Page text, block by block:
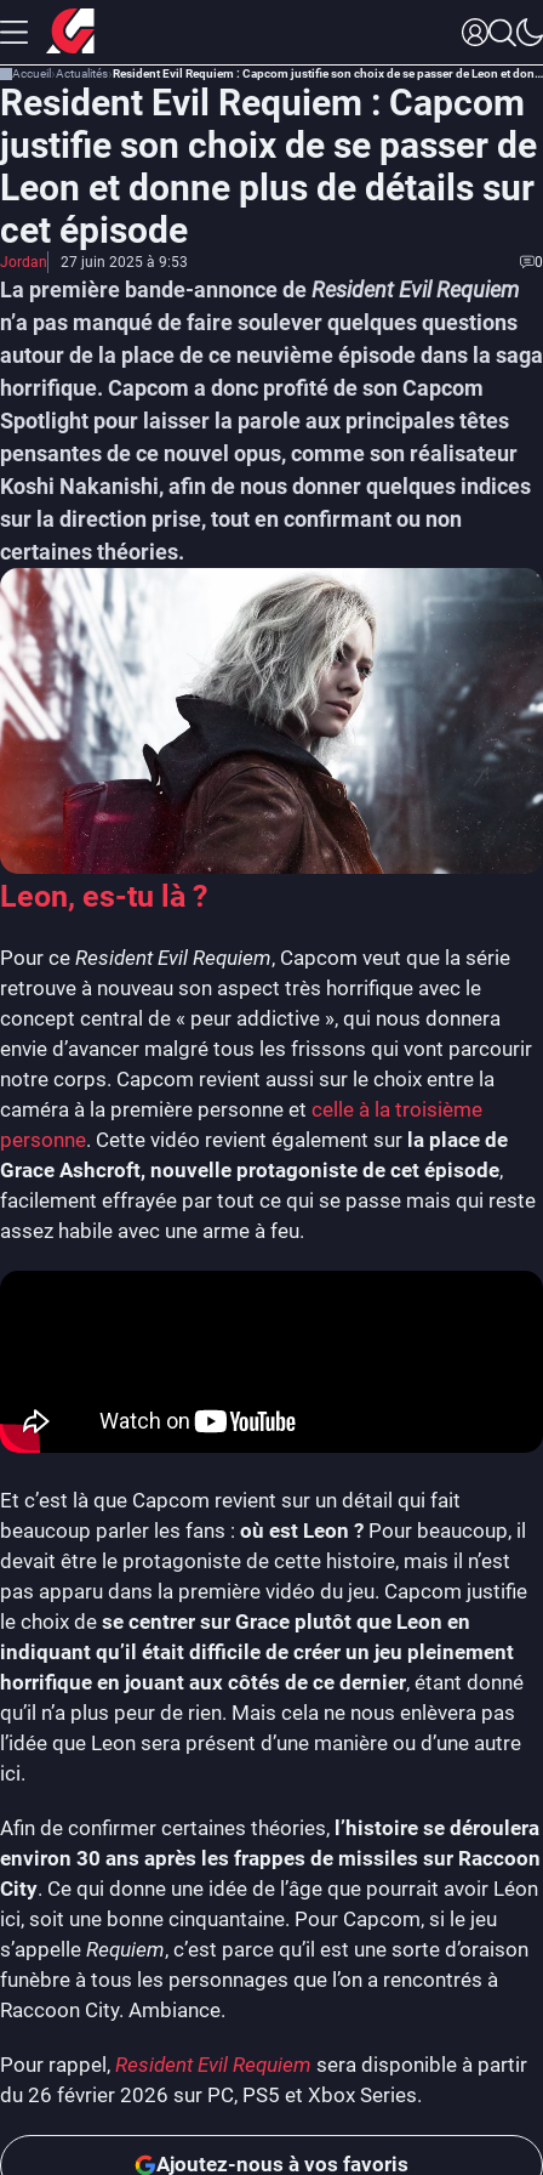
Accueil Actualités Resident Evil Requiem : Capcom justifie son choix de se passer de Leon et donne plus de détails sur cet épisode
Resident Evil Requiem : Capcom
justifie son choix de se passer de
Leon et donne plus de détails sur
cet épisode
Jordan 27 juin 2025 à 9:53 0
La première bande-annonce deResident Evil Requiem
n’a pas manqué de faire soulever quelques questions
autour de la place de ce neuvième épisode dans la saga
horrifique. Capcom a donc profité de son Capcom
Spotlight pour laisser la parole aux principales têtes
pensantes de ce nouvel opus, comme son réalisateur
Koshi Nakanishi, afin de nous donner quelques indices
sur la direction prise, tout en confirmant ou non
certaines théories.
Leon, es-tu là ?
Pour ce Resident Evil Requiem, Capcom veut que la série
retrouve à nouveau son aspect très horrifique avec le
concept central de « peur addictive », qui nous donnera
envie d’avancer malgré tous les frissons qui vont parcourir
notre corps. Capcom revient aussi sur le choix entre la
caméra à la première personne et celle à la troisième
personne. Cette vidéo revient également sur la place de
Grace Ashcroft, nouvelle protagoniste de cet épisode,
facilement effrayée par tout ce qui se passe mais qui reste
assez habile avec une arme à feu.
Et c’est là que Capcom revient sur un détail qui fait
beaucoup parler les fans : où est Leon ? Pour beaucoup, il
devait être le protagoniste de cette histoire, mais il n’est
pas apparu dans la première vidéo du jeu. Capcom justifie
le choix de se centrer sur Grace plutôt que Leon en
indiquant qu’il était difficile de créer un jeu pleinement
horrifique en jouant aux côtés de ce dernier, étant donné
qu’il n’a plus peur de rien. Mais cela ne nous enlèvera pas
l’idée que Leon sera présent d’une manière ou d’une autre
ici.
Afin de confirmer certaines théories, l’histoire se déroulera
environ 30 ans après les frappes de missiles sur Raccoon
City. Ce qui donne une idée de l’âge que pourrait avoir Léon
ici, soit une bonne cinquantaine. Pour Capcom, si le jeu
s’appelle Requiem, c’est parce qu’il est une sorte d’oraison
funèbre à tous les personnages que l’on a rencontrés à
Raccoon City. Ambiance.
Pour rappel, Resident Evil Requiem sera disponible à partir
du 26 février 2026 sur PC, PS5 et Xbox Series.
Ajoutez-nous à vos favoris